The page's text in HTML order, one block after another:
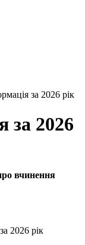
за 2026 рік
за 2026
вчинення
2026 рік